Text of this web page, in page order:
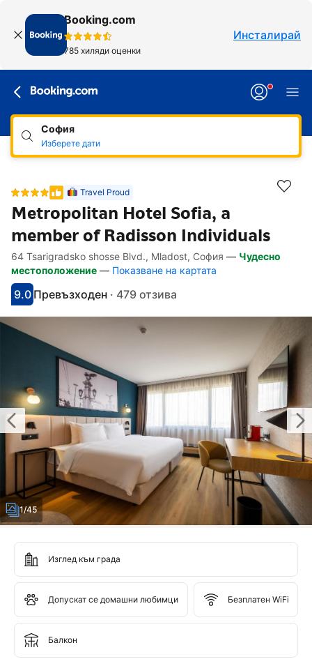
Booking.com
785 хиляди оценки
Инсталирай
София
Изберете дати
Travel Proud
Metropolitan Hotel Sofia, a
member of Radisson Individuals
Линкове, достъпни за хора със
Напред към описанието
Напред към удобствата
Напред към стаите
Напред към политиките
64 Tsarigradsko shosse Blvd., Mladost, София — Чудесно
местоположение — Показване на картата
С оценка: 9
9.0
Оценено като: фантастично
Превъзходен · 479 отзива
1/45
Изглед към града
Допускат се домашни любимци Безплатен WiFi
Балкон